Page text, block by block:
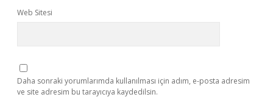
Web Sitesi
Daha sonraki yorumlarımda kullanılması için adım, e-posta adresim
ve site adresim bu tarayıcıya kaydedilsin.